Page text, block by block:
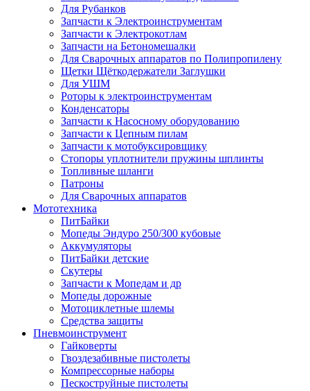
Для Рубанков
Запчасти к Электроинструментам
Запчасти к Электрокотлам
Запчасти на Бетономешалки
Для Сварочных аппаратов по Полипропилену
Щетки Щёткодержатели Заглушки
Для УШМ
Роторы к электроинструментам
Конденсаторы
Запчасти к Насосному оборудованию
Запчасти к Цепным пилам
Запчасти к мотобуксировщику
Стопоры уплотнители пружины шплинты
Топливные шланги
Патроны
Для Сварочных аппаратов
Мототехника
ПитБайки
Мопеды Эндуро 250/300 кубовые
Аккумуляторы
ПитБайки детские
Скутеры
Запчасти к Мопедам и др
Мопеды дорожные
Мотоциклетные шлемы
Средства защиты
Пневмоинструмент
Гайковерты
Гвоздезабивные пистолеты
Компрессорные наборы
Пескоструйные пистолеты